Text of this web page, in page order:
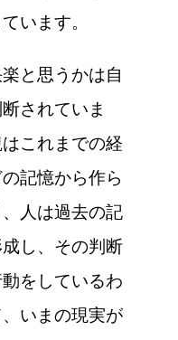
います。
と思うかは自
されていま
これまでの経
記憶から作ら
人は過去の記
し、その判断
をしているわ
いまの現実が